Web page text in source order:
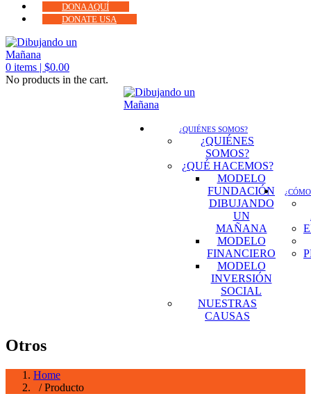
DONA AQUÍ
DONATE USA
0 items | $0.00
No products in the cart.
¿QUIÉNES SOMOS?
¿QUIÉNES
SOMOS?
¿QUÉ HACEMOS?
MODELO
FUNDACIÓN
DIBUJANDO
UN
MAÑANA
MODELO
FINANCIERO
MODELO
INVERSIÓN
SOCIAL
NUESTRAS
CAUSAS
Otros
Home
/ Producto